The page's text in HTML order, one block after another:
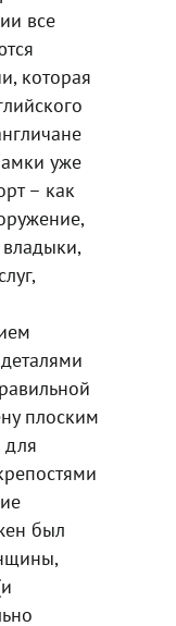
все
которая
уже
– как
плоским
был